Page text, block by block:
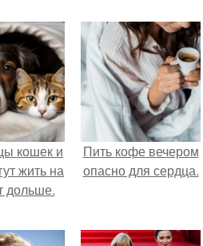
кошек и
жить на
дольше.
Пить кофе вечером
опасно для сердца.